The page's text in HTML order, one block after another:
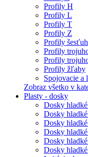
Profily H
Profily L
Profily T
Profily Z
Profily
Profily
Profily
Profily žľaby
Spojovacie a
Zobraz všetko v
Plasty - dosky
Dosky
Dosky
Dosky
Dosky
Dosky
Dosky